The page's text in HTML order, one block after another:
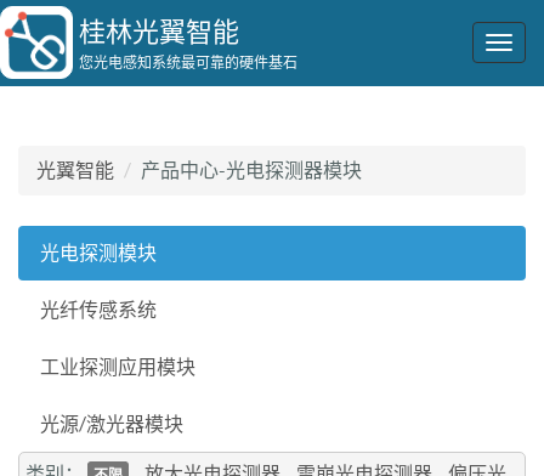
桂林光翼智能
您光电感知系统最可靠的硬件基石
光翼智能 产品中心-光电探测器模块
光电探测模块
光纤传感系统
工业探测应用模块
光源/激光器模块